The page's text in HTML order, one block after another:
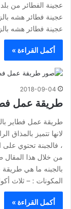
عجينة الفطائر من
عجينة فطائر هشه
عجينة فطائر هشه
أكمل القراءة »
2018-09-04
طريقة عمل
طريقة عمل فطاير
لانها تتميز بالمذاق
، فالجبنة تحتوي على
من خلال هذا المقال
بالجبنه ما هي طريقة
المكونات : – ثلاث
أكمل القراءة »